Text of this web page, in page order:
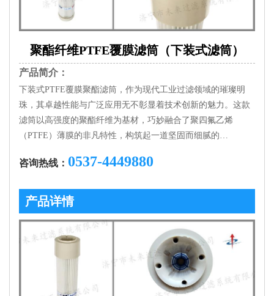
聚酯纤维PTFE覆膜滤筒（下装式滤筒）
产品简介：
下装式PTFE覆膜聚酯滤筒，作为现代工业过滤领域的璀璨明
珠，其卓越性能与广泛应用无不彰显着技术创新的魅力。这款
滤筒以高强度的聚酯纤维为基材，巧妙融合了聚四氟乙烯
（PTFE）薄膜的非凡特性，构筑起一道坚固而细腻的…
咨询热线： 0537-4449880
产品详情